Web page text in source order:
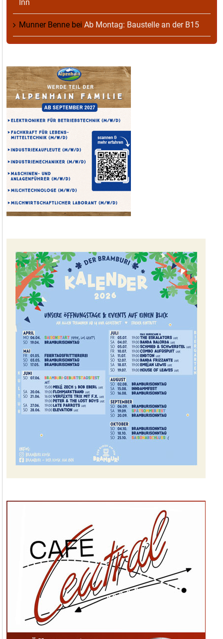
Inn
Munner Benne bei Ab Montag: Baustelle an der B15